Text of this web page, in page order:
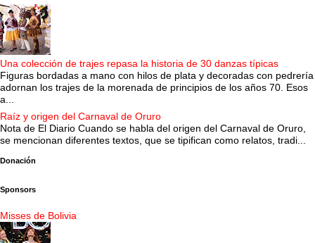
Una colección de trajes repasa la historia de 30 danzas típicas
Figuras bordadas a mano con hilos de plata y decoradas con pedrería
adornan los trajes de la morenada de principios de los años 70. Esos
a...
Raíz y origen del Carnaval de Oruro
Nota de El Diario Cuando se habla del origen del Carnaval de Oruro,
se mencionan diferentes textos, que se tipifican como relatos, tradi...
Donación
Sponsors
Misses de Bolivia